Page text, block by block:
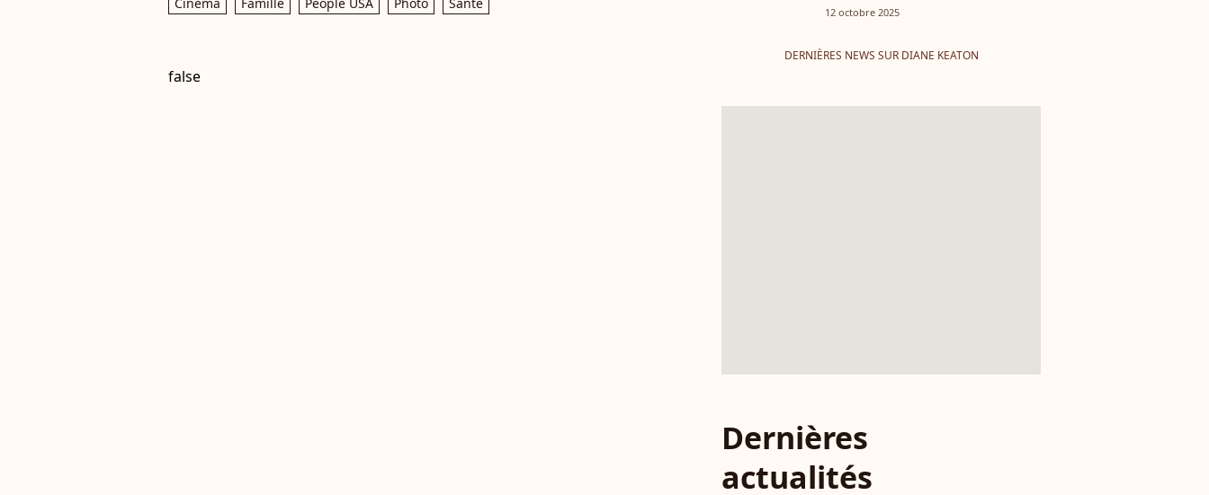
false
tardivement
12 octobre 2025
DERNIÈRES NEWS SUR DIANE KEATON
Dernières
actualités